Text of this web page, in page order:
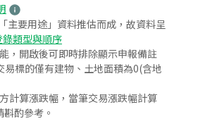
主要用途」資料推估而成，故資料呈
類型與順序
，開啟後可即時排除顯示申報備註
標的僅有建物、土地面積為0(含地
計算漲跌幅，當筆交易漲跌幅計算
酌參考。